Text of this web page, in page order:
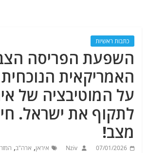
כתבות ראשיות
השפעת הפריסה
האמריקאית
על המוטיבציה של
לתקוף את ישראל.
מצב!
07/01/2026
Nziv איראן, ארה"ב,